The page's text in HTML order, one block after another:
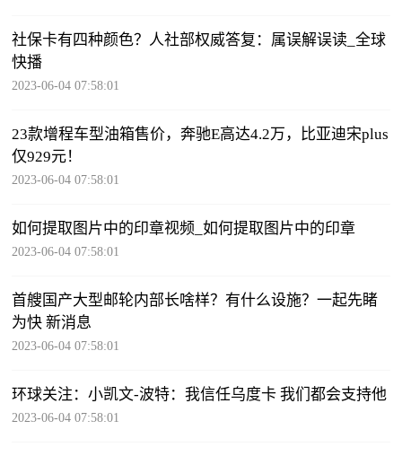
社保卡有四种颜色？人社部权威答复：属误解误读_全球
快播
2023-06-04 07:58:01
23款增程车型油箱售价，奔驰E高达4.2万，比亚迪宋plus
仅929元！
2023-06-04 07:58:01
如何提取图片中的印章视频_如何提取图片中的印章
2023-06-04 07:58:01
首艘国产大型邮轮内部长啥样？有什么设施？一起先睹
为快 新消息
2023-06-04 07:58:01
环球关注：小凯文-波特：我信任乌度卡 我们都会支持他
2023-06-04 07:58:01